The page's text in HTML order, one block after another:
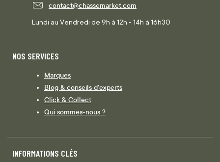
contact@chassemarket.com
Lundi au Vendredi de 9h à 12h - 14h à 16h30
NOS SERVICES
Marques
Blog & conseils d'experts
Click & Collect
Qui sommes-nous ?
INFORMATIONS CLÉS